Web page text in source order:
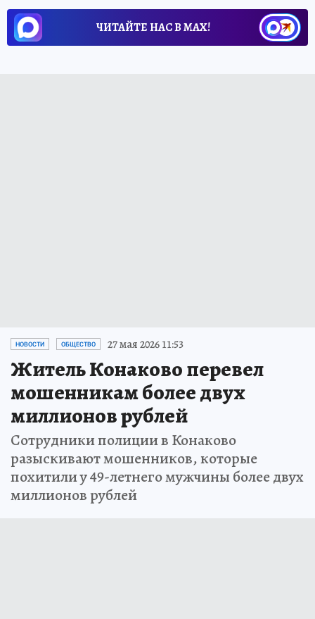
ЧИТАЙТЕ НАС В МАХ!
НОВОСТИ ОБЩЕСТВО 27 мая 2026 11:53
Житель Конаково перевел
мошенникам более двух
миллионов рублей
Сотрудники полиции в Конаково
разыскивают мошенников, которые
похитили у 49-летнего мужчины более двух
миллионов рублей